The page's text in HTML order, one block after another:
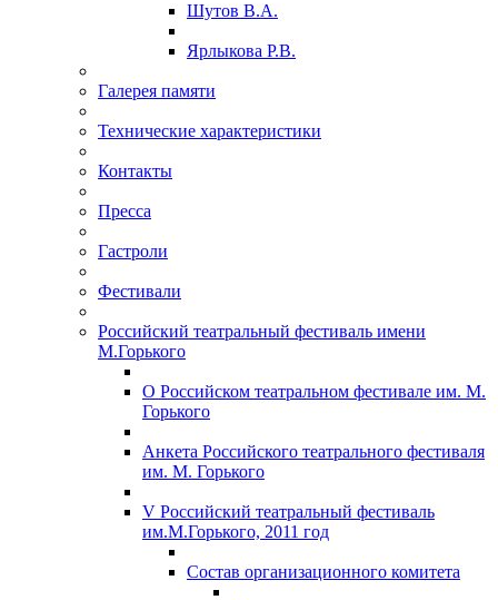
Шутов В.А.
Ярлыкова Р.В.
Галерея памяти
Технические характеристики
Контакты
Пресса
Гастроли
Фестивали
Российский театральный фестиваль имени
М.Горького
О Российском театральном фестивале им. М.
Горького
Анкета Российского театрального фестиваля
им. М. Горького
V Российский театральный фестиваль
им.М.Горького, 2011 год
Состав организационного комитета